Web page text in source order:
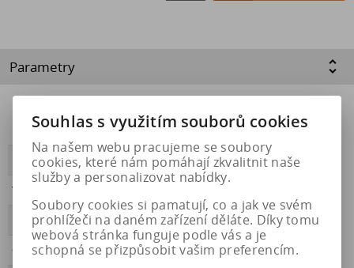
Parametry
Přilnavost na
ledu
PŘILNAVOST A
Třída hluku
HLUČNOST 73
OBDOBÍ letní
Souhlas s využitím souborů cookies
Na našem webu pracujeme se soubory
cookies, které nám pomáhají zkvalitnit naše
služby a personalizovat nabídky.
Soubory cookies si pamatují, co a jak ve svém
prohlížeči na daném zařízení děláte. Díky tomu
webová stránka funguje podle vás a je
schopná se přizpůsobit vašim preferencím.